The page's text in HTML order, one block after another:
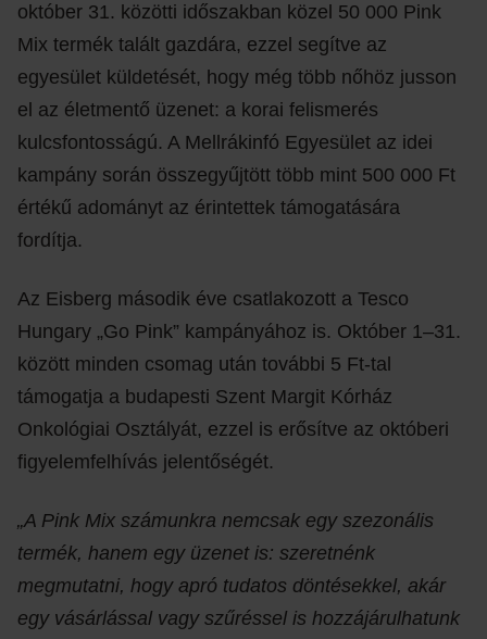
október 31. közötti időszakban közel 50 000 Pink
Mix termék talált gazdára, ezzel segítve az
egyesület küldetését, hogy még több nőhöz jusson
el az életmentő üzenet: a korai felismerés
kulcsfontosságú. A Mellrákinfó Egyesület az idei
kampány során összegyűjtött több mint 500 000 Ft
értékű adományt az érintettek támogatására
fordítja.
Az Eisberg második éve csatlakozott a Tesco
Hungary „Go Pink” kampányához is. Október 1–31.
között minden csomag után további 5 Ft-tal
támogatja a budapesti Szent Margit Kórház
Onkológiai Osztályát, ezzel is erősítve az októberi
figyelemfelhívás jelentőségét.
„A Pink Mix számunkra nemcsak egy szezonális
termék, hanem egy üzenet is: szeretnénk
megmutatni, hogy apró tudatos döntésekkel, akár
egy vásárlással vagy szűréssel is hozzájárulhatunk